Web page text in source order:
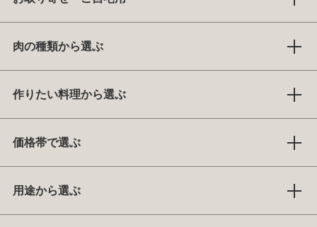
肉の種類から選ぶ
作りたい料理から選ぶ
価格帯で選ぶ
用途から選ぶ